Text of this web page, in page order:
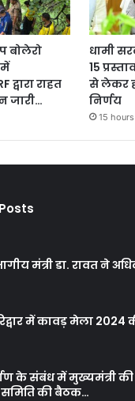
बोलेरो
द्वारा राहत
जारी…
धामी
15
से लेकर
निर्णय
15
मंत्री डा. रावत ने
में कावड़ मेला 2024
के संबंध में मुख्यमंत्री
समिति की बैठक…